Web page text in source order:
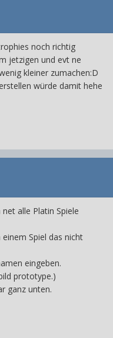
noch richtig
jetzigen und evt ne
kleiner zumachen:D
würde damit hehe
alle Platin Spiele
Spiel das nicht
eingeben.
prototype.)
ganz unten.